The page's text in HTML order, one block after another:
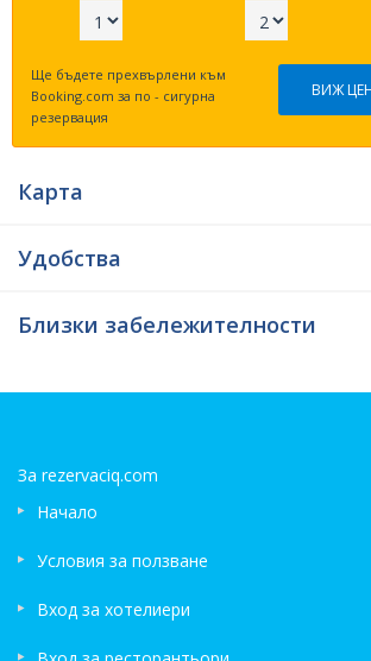
Семеен хотел Мегдана - Бачково
на
Това място има 1 звезда. Клиентите на
възможност да се насладят на бар -
имате възможност да пробвате шоколад/
отрегистрирането се случва преди 11:30
интернет навсякъде - безплатен. Тази
от пребивавали клиенти като превъзходна.
Ще бъдете прехвърлени към
Booking.com за по - сигурна
резервация
ВИЖ
Карта
Удобства
Близки забележителности
За rezervaciq.com
Начало
Условия за ползване
Вход за хотелиери